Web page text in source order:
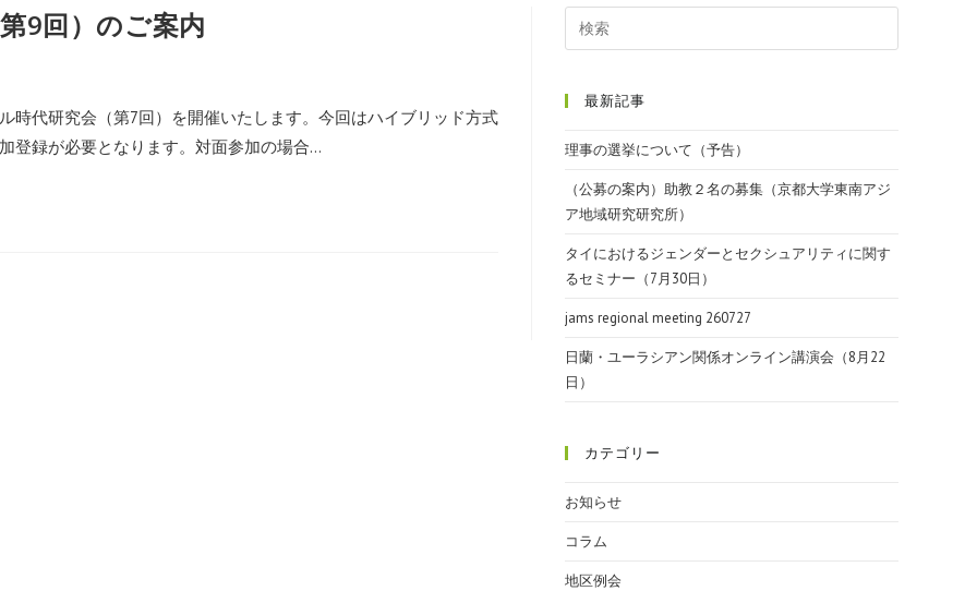
9回）のご案内
時代研究会（第7回）を開催いたします。今回はハイブリッド方式
登録が必要となります。対面参加の場合…
最新記事
理事の選挙について（予告）
（公募の案内）助教２名の募集（京都大学東南アジ
ア地域研究研究所）
タイにおけるジェンダーとセクシュアリティに関す
るセミナー（7月30日）
jams regional meeting 260727
日蘭・ユーラシアン関係オンライン講演会（8月22
日）
カテゴリー
お知らせ
コラム
地区例会